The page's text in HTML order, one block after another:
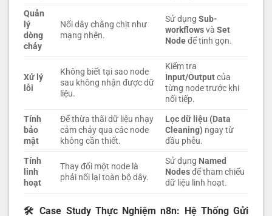
Quản
lý
dòng
chảy
Nối dây chằng chịt như
mạng nhện.
Sử dụngSub-
workflowsvàSet
Nodeđể tinh gọn.
Xử lý
lỗi
Không biết tại sao node
sau không nhận được dữ
liệu.
Kiểm tra
Input/Outputcủa
từng node trước khi
nối tiếp.
Tính
bảo
mật
Để thừa thãi dữ liệu nhạy
cảm chảy qua các node
không cần thiết.
Lọc dữ liệu (Data
Cleaning) ngay từ
đầu phễu.
Tính
linh
hoạt
Thay đổi một node là
phải nối lại toàn bộ dây.
Sử dụng Named
Nodesđể tham chiếu
dữ liệu linh hoạt.
🛠️ Case Study Thực Nghiệm n8n: Hệ Thống Gửi